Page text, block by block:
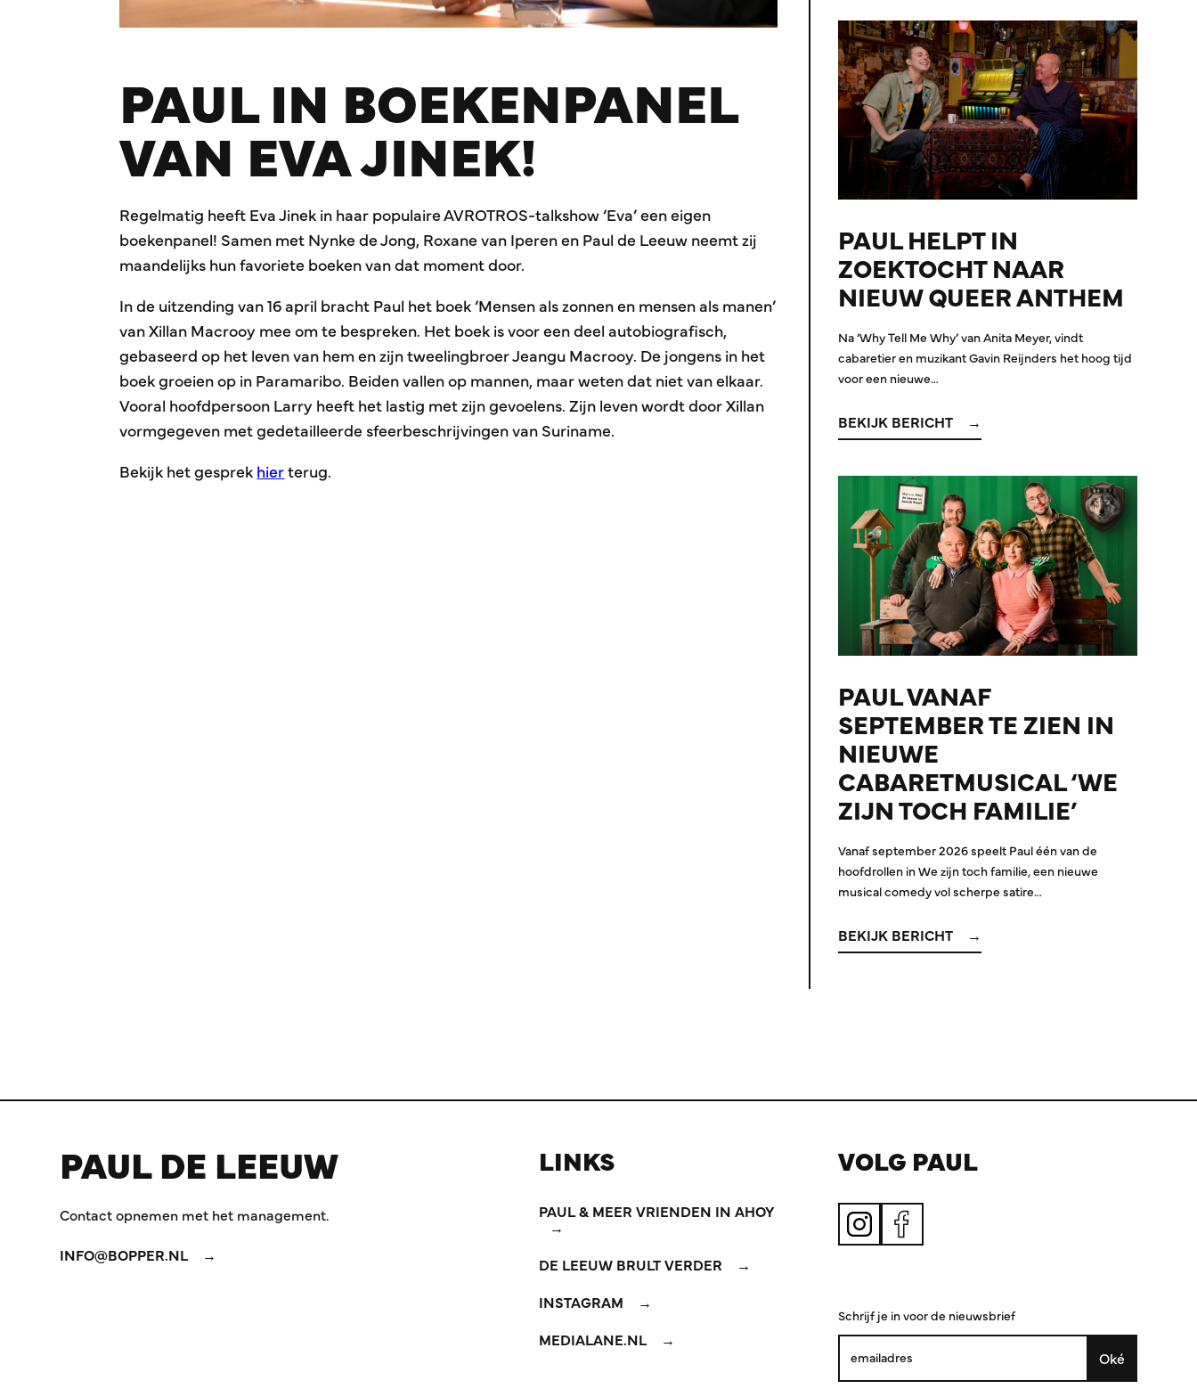
PAUL IN BOEKENPANEL
VAN EVA JINEK!
Regelmatig heeft Eva Jinek in haar populaire AVROTROS-talkshow ‘Eva’ een eigen
boekenpanel! Samen met Nynke de Jong, Roxane van Iperen en Paul de Leeuw neemt zij
maandelijks hun favoriete boeken van dat moment door.
In de uitzending van 16 april bracht Paul het boek ‘Mensen als zonnen en mensen als manen’
van Xillan Macrooy mee om te bespreken. Het boek is voor een deel autobiografisch,
gebaseerd op het leven van hem en zijn tweelingbroer Jeangu Macrooy. De jongens in het
boek groeien op in Paramaribo. Beiden vallen op mannen, maar weten dat niet van elkaar.
Vooral hoofdpersoon Larry heeft het lastig met zijn gevoelens. Zijn leven wordt door Xillan
vormgegeven met gedetailleerde sfeerbeschrijvingen van Suriname.
Bekijk het gesprek hierterug.
PAUL HELPT IN
ZOEKTOCHT NAAR
NIEUW QUEER ANTHEM
Na ‘Why Tell Me Why’ van Anita Meyer, vindt
cabaretier en muzikant Gavin Reijnders het hoog tijd
voor een nieuwe…
BEKIJK BERICHT
PAUL VANAF
SEPTEMBER TE ZIEN IN
NIEUWE
CABARETMUSICAL ‘WE
ZIJN TOCH FAMILIE’
Vanaf september 2026 speelt Paul één van de
hoofdrollen in We zijn toch familie, een nieuwe
musical comedy vol scherpe satire…
BEKIJK BERICHT
PAUL DE LEEUW
Contact opnemen met het management.
INFO@BOPPER.NL
LINKS
PAUL & MEER VRIENDEN IN AHOY
DE LEEUW BRULT VERDER
INSTAGRAM
MEDIALANE.NL
VOLG PAUL
Schrijf je in voor de nieuwsbrief
Oké